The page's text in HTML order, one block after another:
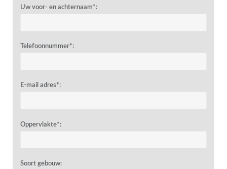
Uw voor- en achternaam*:
Telefoonnummer*:
E-mail adres*:
Oppervlakte*:
Soort gebouw: